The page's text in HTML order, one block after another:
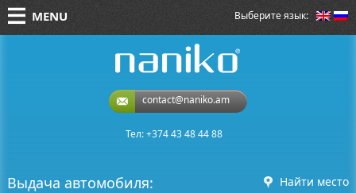
Выберите язык:
MENU
contact@naniko.am
Тел: +374 43 48 44 88
Выдача автомобиля: Найти место